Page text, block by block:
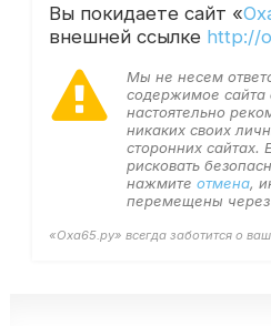
Вы покидаете сайт «
внешней ссылке http://
Мы не несем
содержимое сайта
настоятельно
никаких своих
сторонних сайтах.
рисковать
нажмите отмена,
перемещены через
«Оха65.ру» всегда заботится о